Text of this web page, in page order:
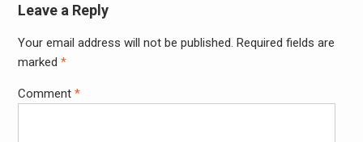
Leave a Reply
Your email address will not be published. Required fields are
marked *
Comment *